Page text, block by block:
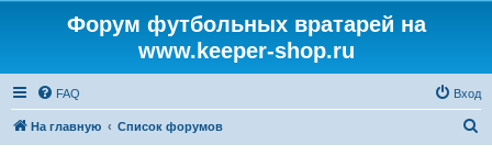
Форум футбольных вратарей на
www.keeper-shop.ru
FAQ Вход
На главную Список форумов